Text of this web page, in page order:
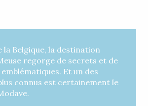
la Belgique, la destination
regorge de secrets et de
Et un des
connus est certainement le